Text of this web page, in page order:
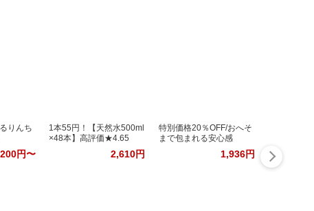
りんち
円〜
1本55円！【天然水500ml
×48本】高評価★4.65
2,610円
特別価格20％OFF/おへそ
まで包まれる安心感
1,936円